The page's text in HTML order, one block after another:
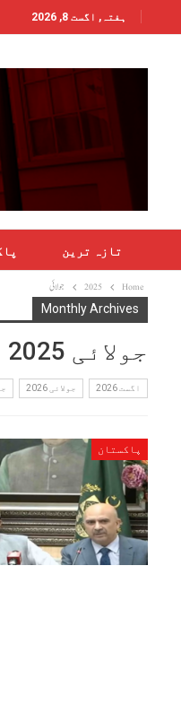
ہفتہ, اگست 8, 2026
تازہ ترین
Home
2025 جولائی
Monthly Archives
جولائی 2025
اگست 2026 جولائی 2026
پاکستان